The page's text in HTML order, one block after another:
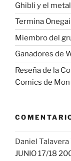
Ghibli y el
Termina
Miembro del
Ganadores de
Reseña de la
Comics de
Daniel Talavera
JUNIO 17/18